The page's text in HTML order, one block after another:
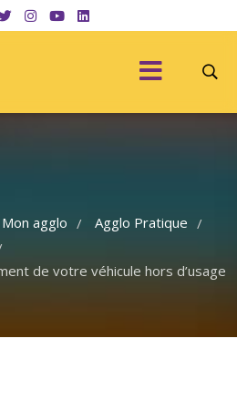
Mon agglo / Agglo Pratique /
de votre véhicule hors d’usage